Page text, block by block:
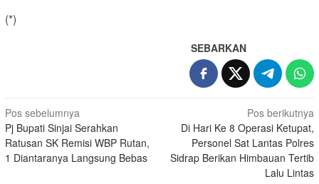
(*)
SEBARKAN
Navigasi
pos
Pos sebelumnya
Pj Bupati Sinjai Serahkan
Ratusan SK Remisi WBP Rutan,
1 Diantaranya Langsung Bebas
Pos berikutnya
Di Hari Ke 8 Operasi Ketupat,
Personel Sat Lantas Polres
Sidrap Berikan Himbauan Tertib
Lalu Lintas